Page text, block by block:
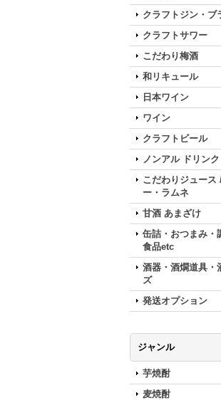
クラフトジン・ブ
クラフトサワー
こだわり梅酒
和リキュール
日本ワイン
ワイン
クラフトビール
ノンアル ドリンク
こだわりジュース
ー・ラムネ
甘酒 あまざけ
缶詰・おつまみ・
食品etc
酒器・酒燗道具・
ズ
発送オプション
ジャンル
芋焼酎
麦焼酎